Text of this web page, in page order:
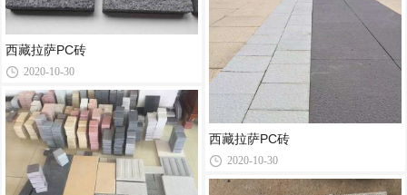
西藏拉萨PC砖
2020-10-30
西藏拉萨PC砖
2020-10-30